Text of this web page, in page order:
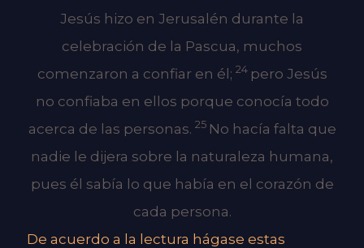
Jesús hizo en Jerusalén durante la
celebración de la Pascua, muchos
comenzaron a confiar en él; 24 pero Jesús
no confiaba en ellos porque conocía todo
acerca de las personas. 25 No hacía falta que
nadie le dijera sobre la naturaleza humana,
pues él sabía lo que había en el corazón de
cada persona.
De acuerdo a la lectura hágase estas